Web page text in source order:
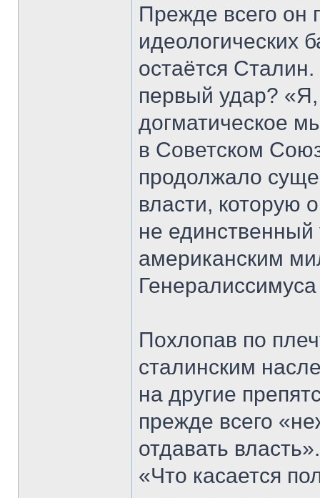
Прежде всего он
идеологических
остаётся
первый удар?
догматическое
в Советском
продолжало
власти, которую
не
американским
Похлопав по
сталинским
на другие
прежде всего
отдавать
«Что касается